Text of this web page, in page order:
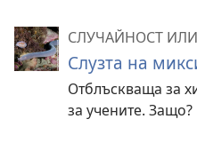
СЛУЧАЙНОСТ
Слузта на
Отблъскваща за
за учените. Защо?